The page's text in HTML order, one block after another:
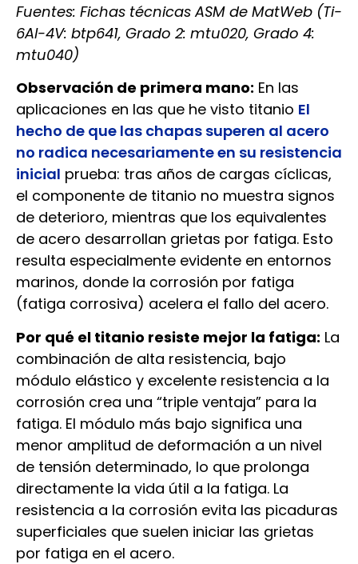
Fuentes: Fichas técnicas ASM de MatWeb (Ti-
6Al-4V: btp641, Grado 2: mtu020, Grado 4:
mtu040)
Observación de primera mano: En las
aplicaciones en las que he visto titanio El
hecho de que las chapas superen al acero
no radica necesariamente en su resistencia
inicial prueba: tras años de cargas cíclicas,
el componente de titanio no muestra signos
de deterioro, mientras que los equivalentes
de acero desarrollan grietas por fatiga. Esto
resulta especialmente evidente en entornos
marinos, donde la corrosión por fatiga
(fatiga corrosiva) acelera el fallo del acero.
Por qué el titanio resiste mejor la fatiga: La
combinación de alta resistencia, bajo
módulo elástico y excelente resistencia a la
corrosión crea una “triple ventaja” para la
fatiga. El módulo más bajo significa una
menor amplitud de deformación a un nivel
de tensión determinado, lo que prolonga
directamente la vida útil a la fatiga. La
resistencia a la corrosión evita las picaduras
superficiales que suelen iniciar las grietas
por fatiga en el acero.